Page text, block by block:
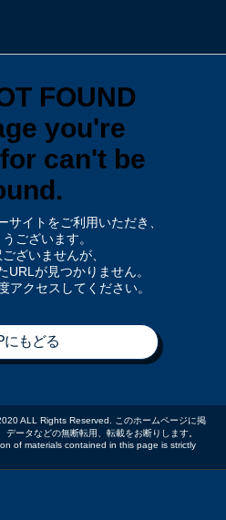
サイトをご利用いただき、
ございます。
ざいませんが、
URLが見つかりません。
アクセスしてください。
にもどる
ALL Rights Reserved. このホームページに掲
データなどの無断転用、転載をお断りします。
of materials contained in this page is strictly